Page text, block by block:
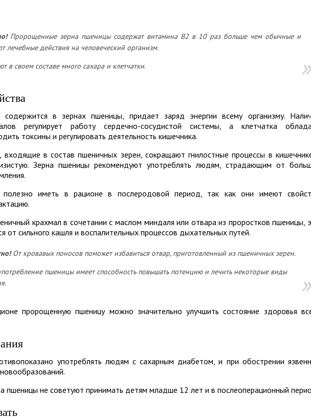
Пророщенные зерна пшеницы содержат витамина В2 в 10 раз больше чем обычные и
лечебные действия на человеческий организм.
в своем составе много сахара и клетчатки.
в зернах пшеницы, придает заряд энергии всему организму.
регулирует работу сердечно-сосудистой системы, а клетчатка
токсины и регулировать деятельность кишечника.
входящие в состав пшеничных зерен, сокращают гнилостные процессы в
Зерна пшеницы рекомендуют употреблять людям, страдающим от
полезно иметь в рационе в послеродовой период, так как они имеют
крахмал в сочетании с маслом миндаля или отвара из проростков пшеницы,
от сильного кашля и воспалительных процессов дыхательных путей.
От кровавых поносов поможет избавиться отвар, приготовленный из пшеничных зерен.
пшеницы имеет способность повышать потенцию и лечить некоторые виды
пророщенную пшеницу можно значительно улучшить состояние здоровья
употреблять людям с сахарным диабетом, и при обострении
пшеницы не советуют принимать детям младше 12 лет и в послеоперационный